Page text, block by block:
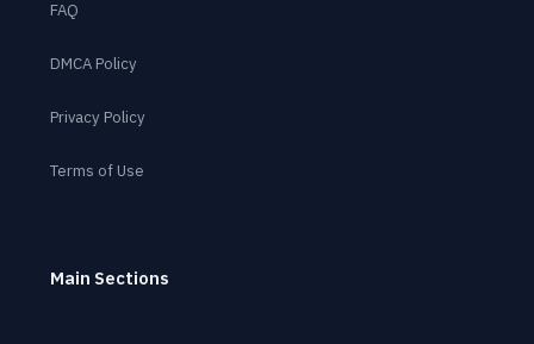
FAQ
DMCA Policy
Privacy Policy
Terms of Use
Main Sections